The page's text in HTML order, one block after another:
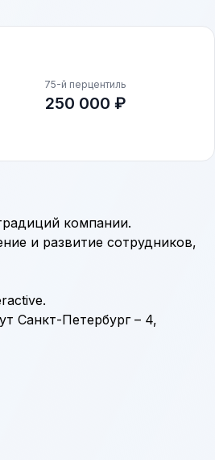
75-й перцентиль
250 000 ₽
компании.
и развитие сотрудников,
Санкт-Петербург – 4,